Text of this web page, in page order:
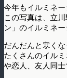
今年もイルミネー
この写真は、立
ン」のイルミネー
だんだんと寒く
たくさんのイル
や恋人、友人同士